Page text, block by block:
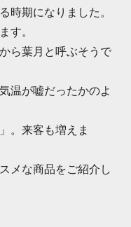
時期になりました。
す。
ら葉月と呼ぶそうで
温が嘘だったかのよ
。来客も増えま
メな商品をご紹介し